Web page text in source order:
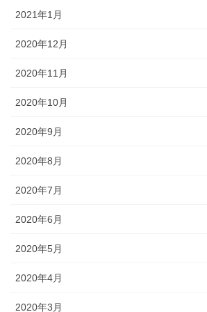
2021年1月
2020年12月
2020年11月
2020年10月
2020年9月
2020年8月
2020年7月
2020年6月
2020年5月
2020年4月
2020年3月